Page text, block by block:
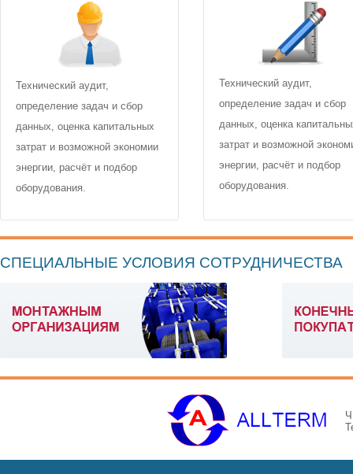
Технический аудит,
определение задач и сбор
данных, оценка капитальных
затрат и возможной экономии
энергии, расчёт и подбор
оборудования.
Технический аудит,
определение задач и сбор
данных, оценка
затрат и возможной
энергии, расчёт и подбор
оборудования.
СПЕЦИАЛЬНЫЕ УСЛОВИЯ СОТРУДНИЧЕСТВА